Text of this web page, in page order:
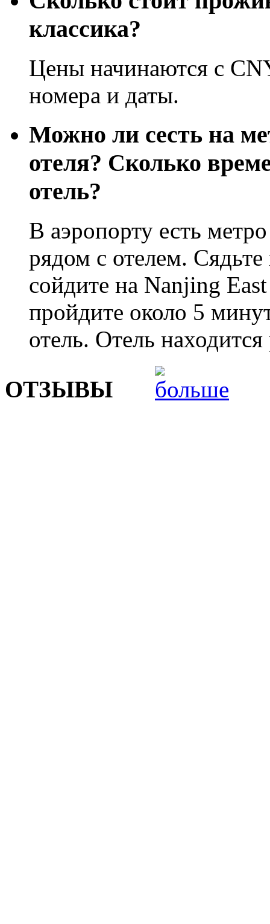
классика?
Цены начинаются с
номера и даты.
Можно ли сесть на
отеля? Сколько
отель?
В аэропорту есть
рядом с отелем.
сойдите на Nanjing
пройдите около 5
отель. Отель
ОТЗЫВЫ